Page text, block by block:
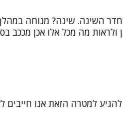
השינה. שינה? מנוחה
מה מכל אלו אכן מככב
למטרה הזאת אנו חייבים